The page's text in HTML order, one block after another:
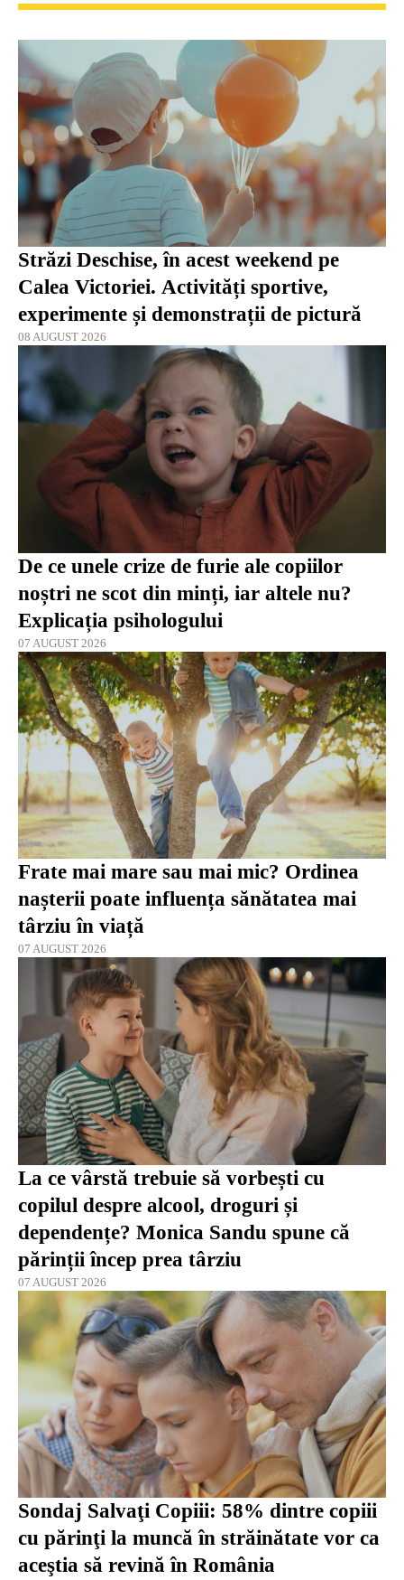
Străzi Deschise, în acest weekend pe
Calea Victoriei. Activități sportive,
experimente și demonstrații de pictură
08 AUGUST 2026
De ce unele crize de furie ale copiilor
noștri ne scot din minți, iar altele nu?
Explicația psihologului
07 AUGUST 2026
Frate mai mare sau mai mic? Ordinea
nașterii poate influența sănătatea mai
târziu în viață
07 AUGUST 2026
La ce vârstă trebuie să vorbești cu
copilul despre alcool, droguri și
dependențe? Monica Sandu spune că
părinții încep prea târziu
07 AUGUST 2026
Sondaj Salvaţi Copiii: 58% dintre copiii
cu părinţi la muncă în străinătate vor ca
aceştia să revină în România